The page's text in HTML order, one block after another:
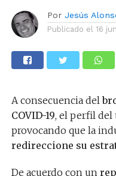
Por Jesús
Publicado el 16
A consecuencia del
COVID-19, el perfil del
provocando que la
redireccione su
De acuerdo con un